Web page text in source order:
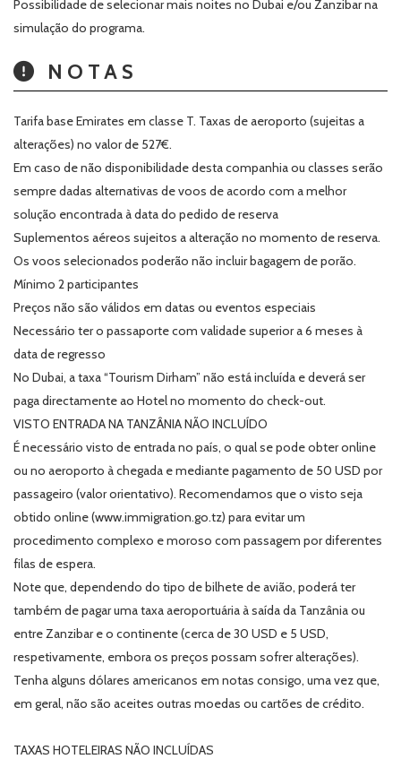
Possibilidade de selecionar mais noites no Dubai e/ou Zanzibar na
simulação do programa.
NOTAS
Tarifa base Emirates em classe T. Taxas de aeroporto (sujeitas a
alterações) no valor de 527€.
Em caso de não disponibilidade desta companhia ou classes serão
sempre dadas alternativas de voos de acordo com a melhor
solução encontrada à data do pedido de reserva
Suplementos aéreos sujeitos a alteração no momento de reserva.
Os voos selecionados poderão não incluir bagagem de porão.
Mínimo 2 participantes
Preços não são válidos em datas ou eventos especiais
Necessário ter o passaporte com validade superior a 6 meses à
data de regresso
No Dubai, a taxa “Tourism Dirham” não está incluída e deverá ser
paga directamente ao Hotel no momento do check-out.
VISTO ENTRADA NA TANZÂNIA NÃO INCLUÍDO
É necessário visto de entrada no país, o qual se pode obter online
ou no aeroporto à chegada e mediante pagamento de 50 USD por
passageiro (valor orientativo). Recomendamos que o visto seja
obtido online (www.immigration.go.tz) para evitar um
procedimento complexo e moroso com passagem por diferentes
filas de espera.
Note que, dependendo do tipo de bilhete de avião, poderá ter
também de pagar uma taxa aeroportuária à saída da Tanzânia ou
entre Zanzibar e o continente (cerca de 30 USD e 5 USD,
respetivamente, embora os preços possam sofrer alterações).
Tenha alguns dólares americanos em notas consigo, uma vez que,
em geral, não são aceites outras moedas ou cartões de crédito.
TAXAS HOTELEIRAS NÃO INCLUÍDAS